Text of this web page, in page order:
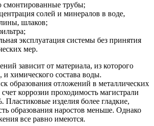
смонтированные трубы;
солей и минералов в воде,
шлаков;
эксплуатация системы без принятия
мер.
зависит от материала, из которого
химического состава воды.
образования отложений в металлических
коррозии проходимость магистрали
Пластиковые изделия более гладкие,
образования наростов меньше. Однако
все равно имеются.